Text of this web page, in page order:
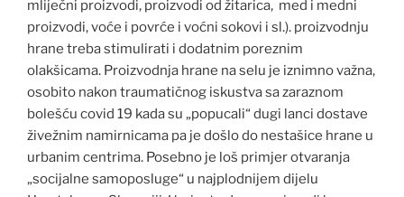
mliječni proizvodi, proizvodi od žitarica, med i medni
proizvodi, voće i povrće i voćni sokovi i sl.). proizvodnju
hrane treba stimulirati i dodatnim poreznim
olakšicama. Proizvodnja hrane na selu je iznimno važna,
osobito nakon traumatičnog iskustva sa zaraznom
bolešću covid 19 kada su „popucali“ dugi lanci dostave
živežnim namirnicama pa je došlo do nestašice hrane u
urbanim centrima. Posebno je loš primjer otvaranja
„socijalne samoposluge“ u najplodnijem dijelu